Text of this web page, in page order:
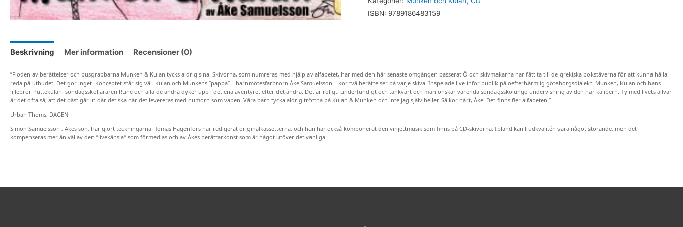
+
ISBN: 9789186483159
Beskrivning Mer information Recensioner (0)
”Floden av berättelser och busgrabbarna Munken & Kulan tycks aldrig sina. Skivorna, som numreras med hjälp av alfabetet, har med den här senaste omgången passerat Ö och skivmakarna har fått ta till de grekiska bokstäverna för att kunna hålla
reda på utbudet. Det gör inget. Konceptet står sig väl. Kulan och Munkens ”pappa” – barnmötesfarbrorn Åke Samuelsson – kör två berättelser på varje skiva. Inspelade live inför publik på oefterhärmlig göteborgsdialekt. Munken, Kulan och hans
lillebror Puttekulan, söndagsskolläraren Rune och alla de andra dyker upp i det ena äventyret efter det andra. Det är roligt, underfundigt och tänkvärt och man önskar varenda söndagsskolunge undervisning av den här kalibern. Ty med livets allvar
är det ofta så, att det bäst går in där det ska när det levereras med humorn som vapen. Våra barn tycka aldrig tröttna på Kulan & Munken och inte jag själv heller. Så kör hårt, Åke! Det finns fler alfabeten.”
Urban Thoms, DAGEN
Simon Samuelsson , Åkes son, har gjort teckningarna. Tomas Hagenfors har redigerat originalkassetterna, och han har också komponerat den vinjettmusik som finns på CD-skivorna. Ibland kan ljudkvalitén vara något störande, men det
kompenseras mer än väl av den ”livekänsla” som förmedlas och av Åkes berättarkonst som är något utöver det vanliga.